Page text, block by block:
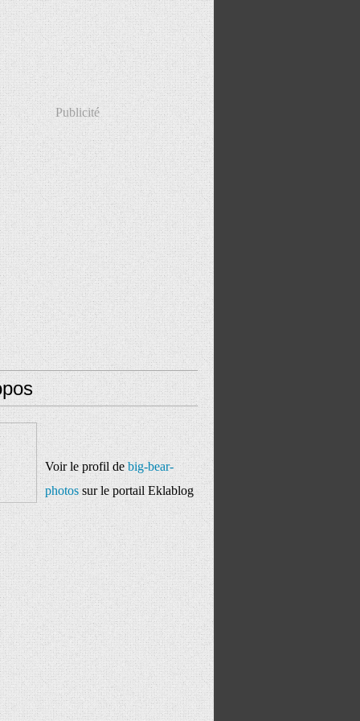
Publicité
Voir le profil debig-bear-
photossur le portail Eklablog